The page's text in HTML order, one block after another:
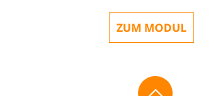
ZUM MODUL